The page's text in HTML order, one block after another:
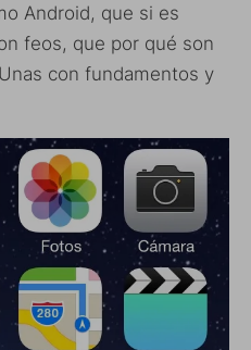
Android, que si es
feos, que por qué son
con fundamentos y